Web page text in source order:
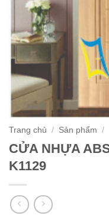
Trang chủ / Sản phẩm /
CỬA NHỰA
K1129